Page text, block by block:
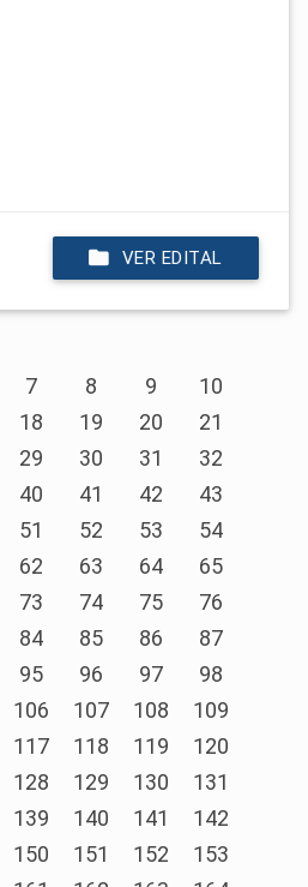
VER EDITAL
7 8 9
10
18 19 20
21
29 30 31
32
40 41 42
43
51 52 53
54
62 63 64
65
73 74 75
76
84 85 86
87
95 96 97
98
106 107 108
109
117 118 119
120
128 129 130
131
139 140 141
142
150 151 152
153